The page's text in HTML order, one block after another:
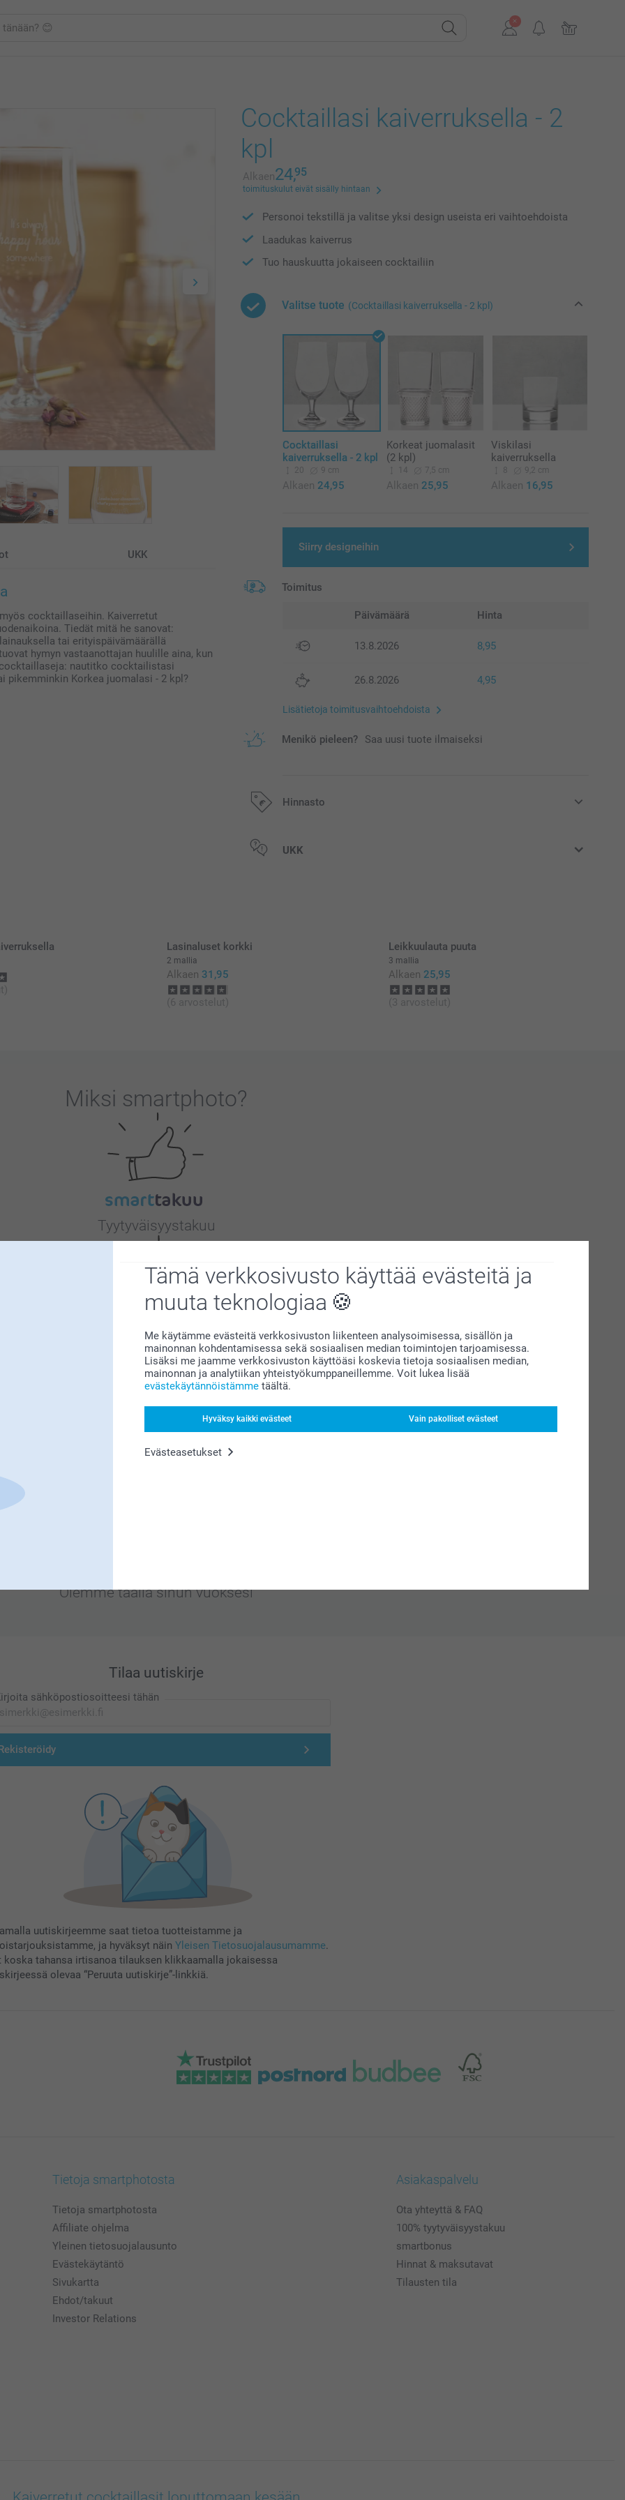
Tämä verkkosivusto käyttää evästeitä ja
muuta teknologiaa
Me käytämme evästeitä verkkosivuston liikenteen analysoimisessa, sisällön ja
mainonnan kohdentamisessa sekä sosiaalisen median toimintojen tarjoamisessa.
Lisäksi me jaamme verkkosivuston käyttöäsi koskevia tietoja sosiaalisen median,
mainonnan ja analytiikan yhteistyökumppaneillemme. Voit lukea lisää
evästekäytännöistämme täältä.
Hyväksy kaikki evästeet Vain pakolliset evästeet
Evästeasetukset
UKK
cocktaillaseihin. Kaiverretut
Tiedät mitä he sanovat:
tai erityispäivämäärällä
hymyn vastaanottajan huulille aina, kun
nautitko cocktailistasi
pikemminkin Korkea juomalasi - 2 kpl?
Cocktaillasi kaiverruksella - 2
kpl
Alkaen24,95
toimituskulut eivät sisälly hintaan
Personoi tekstillä ja valitse yksi design useista eri vaihtoehdoista
Laadukas kaiverrus
Tuo hauskuutta jokaiseen cocktailiin
Valitse tuote (Cocktaillasi kaiverruksella - 2 kpl)
Cocktaillasi
kaiverruksella - 2 kpl
20 9 cm
Alkaen 24,95
Korkeat juomalasit
(2 kpl)
14 7,5 cm
Alkaen 25,95
Viskilasi
kaiverruksella
8 9,2 cm
Alkaen 16,95
Siirry designeihin
Toimitus
Päivämäärä Hinta
13.8.2026 8,95
26.8.2026 4,95
Lisätietoja toimitusvaihtoehdoista
Menikö pieleen? Saa uusi tuote ilmaiseksi
Hinnasto
Kaikki hinnat ovat euroina, sisältävät arvonlisäveron ja eivät sisällä
UKK
Lasinaluset korkki
2 mallia
Alkaen 31,95
(6 arvostelut)
Leikkuulauta puuta
3 mallia
Alkaen 25,95
(3 arvostelut)
Miksi smartphoto?
Tyytyväisyystakuu
Bonusta kaikista tilauksista
Olemme täällä sinun vuoksesi
Tilaa uutiskirje
sähköpostiosoitteesi tähän
uutiskirjeemme saat tietoa tuotteistamme ja
ja hyväksyt näin Yleisen Tietosuojalausumamme.
koska tahansa irtisanoa tilauksen klikkaamalla jokaisessa
olevaa “Peruuta uutiskirje”-linkkiä.
Tietoja smartphotosta
Tietoja smartphotosta
Affiliate ohjelma
Yleinen tietosuojalausunto
Evästekäytäntö
Sivukartta
Ehdot/takuut
Investor Relations
Asiakaspalvelu
Ota yhteyttä & FAQ
100% tyytyväisyystakuu
smartbonus
Hinnat & maksutavat
Tilausten tila